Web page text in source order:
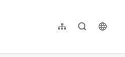
网站导览全文检索
繁體中文